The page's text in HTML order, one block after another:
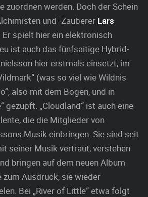
zuordnen werden. Doch der Schein
und -Zauberer Lars
Er spielt hier ein elektronisch
ist auch das fünfsaitige Hybrid-
hier erstmals einsetzt, im
(was so viel wie Wildnis
also mit dem Bogen, und in
gezupft. „Cloudland“ ist auch eine
die die Mitglieder von
Musik einbringen. Sie sind seit
seiner Musik vertraut, verstehen
bringen auf dem neuen Album
zum Ausdruck, sie wieder
Bei „River of Little“ etwa folgt